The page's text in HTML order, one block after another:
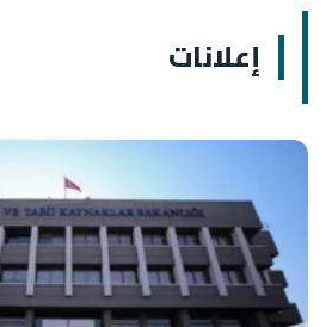
إعلانات